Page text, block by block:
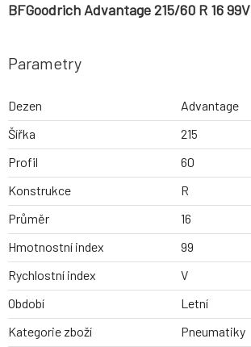
BFGoodrich Advantage 215/60 R 16 99V
Parametry
Dezen
Advantage
Šířka
215
Profil
60
Konstrukce
R
Průměr
16
Hmotnostní index
99
Rychlostní index
V
Období
Letní
Kategorie zboží
Pneumatiky